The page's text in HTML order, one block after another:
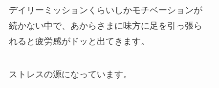
デイリーミッションくらいしかモチベーションが
続かない中で、あからさまに味方に足を引っ張ら
れると疲労感がドッと出てきます。
ストレスの源になっています。